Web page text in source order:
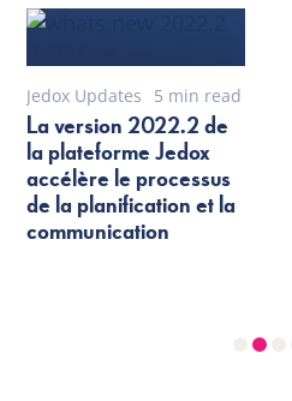
Jedox Updates 5 min read
La version 2022.2 de
la plateforme Jedox
accélère le processus
de la planification et la
communication